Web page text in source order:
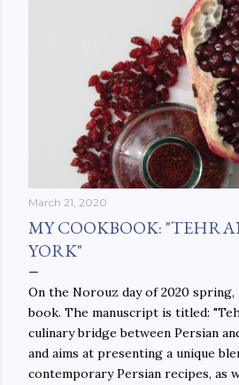
March 21, 2020
MY COOKBOOK:
YORK"
On the Norouz day of 2020
book. The manuscript is titled:
culinary bridge between Persian
and aims at presenting a unique
contemporary Persian recipes, as